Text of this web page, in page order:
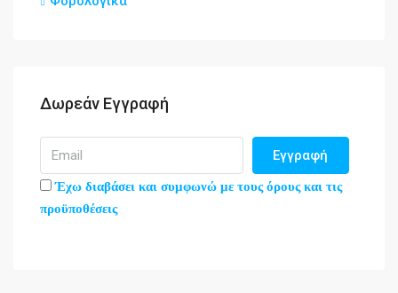
Δωρεάν Εγγραφή
Εγγραφή
Έχω διαβάσει και συμφωνώ με τους όρους και τις
προϋποθέσεις